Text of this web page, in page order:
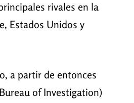
rivales en la
Estados Unidos y
a partir de entonces
of Investigation)